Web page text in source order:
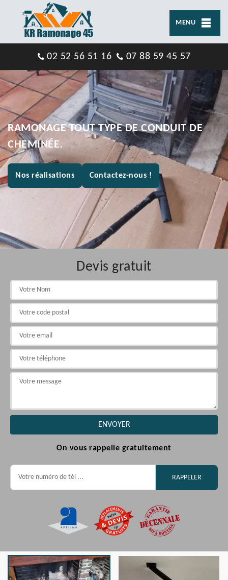
MENU
02 52 56 51 16 07 88 59 45 57
RAMONAGE TOUT TYPE DE CONDUIT DE
CHEMINÉE.
Nos réalisations Contactez-nous !
Devis gratuit
On vous rappelle gratuitement